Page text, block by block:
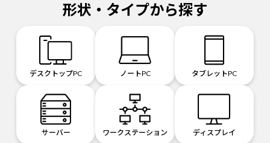
形状・タイプから探す
デスクトップPC ノートPC タブレットPC
サーバー ワークステーション ディスプレイ